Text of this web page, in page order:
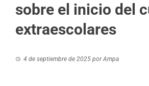
sobre el inicio del
extraescolares
4 de septiembre de 2025 porAmpa